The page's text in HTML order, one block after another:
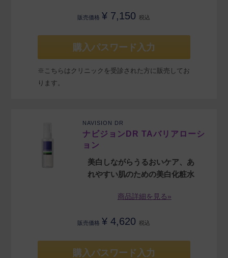
販売価格 ¥ 7,150 税込
購入パスワード入力
※こちらはクリニックを受診された方に販売してお
ります。
NAVISION DR
ナビジョンDR TAバリアローシ
ョン
美白しながらうるおいケア、あ
れやすい肌のための美白化粧水
商品詳細を見る»
販売価格 ¥ 4,620 税込
購入パスワード入力